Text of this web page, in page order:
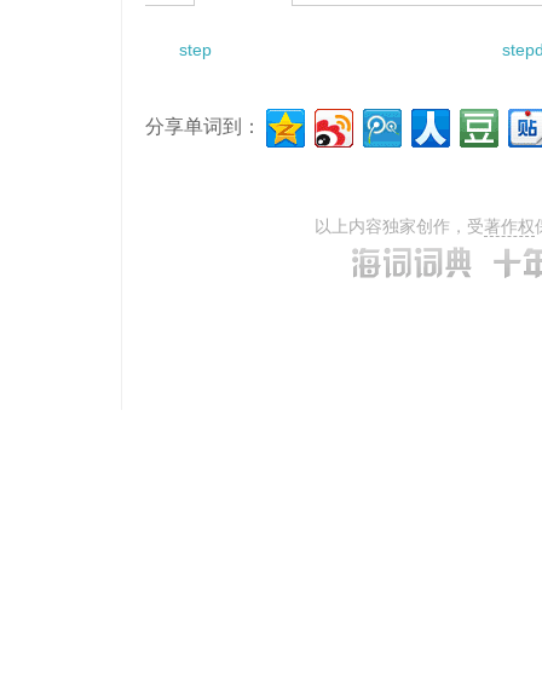
step
分享单词到：
以上内容独家创作，受著作权